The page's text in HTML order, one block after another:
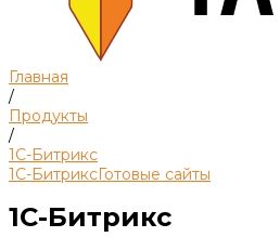
Главная
/
Продукты
/
1С-Битрикс
1С-БитриксГотовые сайты
1С-Битрикс